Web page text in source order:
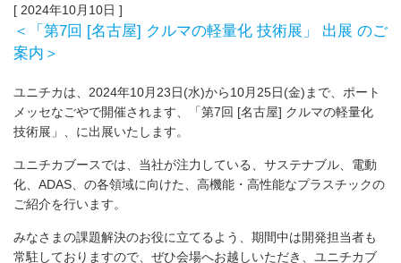
[ 2024年10月10日 ]
＜「第7回 [名古屋] クルマの軽量化 技術展」 出展 のご
案内＞
ユニチカは、2024年10月23日(水)から10月25日(金)まで、ポート
メッセなごやで開催されます、「第7回 [名古屋] クルマの軽量化
技術展」、に出展いたします。
ユニチカブースでは、当社が注力している、サステナブル、電動
化、ADAS、の各領域に向けた、高機能・高性能なプラスチックの
ご紹介を行います。
みなさまの課題解決のお役に立てるよう、期間中は開発担当者も
常駐しておりますので、ぜひ会場へお越しいただき、ユニチカブ